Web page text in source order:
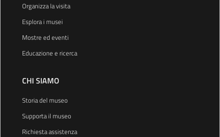
Organizza la visita
Esplora i musei
Mostre ed eventi
Educazione e ricerca
CHI SIAMO
Storia del museo
Supporta il museo
Richiesta assistenza